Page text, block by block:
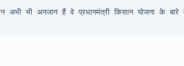
अभी भी अनजान हैं वे प्रधानमंत्री किसान योजना के